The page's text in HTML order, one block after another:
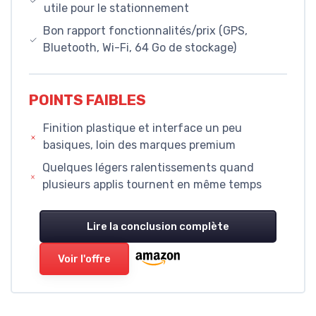
utile pour le stationnement
Bon rapport fonctionnalités/prix (GPS,
Bluetooth, Wi-Fi, 64 Go de stockage)
POINTS FAIBLES
Finition plastique et interface un peu
basiques, loin des marques premium
Quelques légers ralentissements quand
plusieurs applis tournent en même temps
Lire la conclusion complète
Voir l'offre